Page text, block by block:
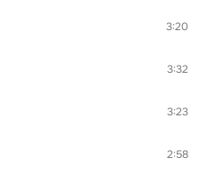
3:20
3:32
3:23
2:58